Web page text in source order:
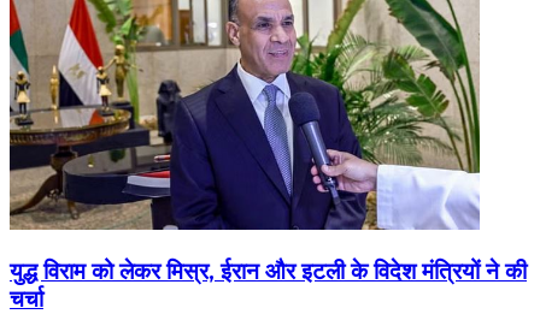
युद्ध विराम को लेकर मिस्र, ईरान और इटली के विदेश मंत्रियों ने की
चर्चा